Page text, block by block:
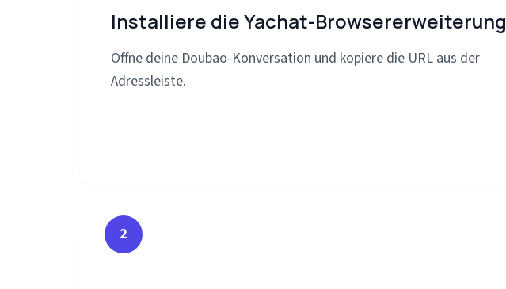
Installiere die Yachat-Browsererweiterung
Öffne deine Doubao-Konversation und kopiere die URL aus der
Adressleiste.
2